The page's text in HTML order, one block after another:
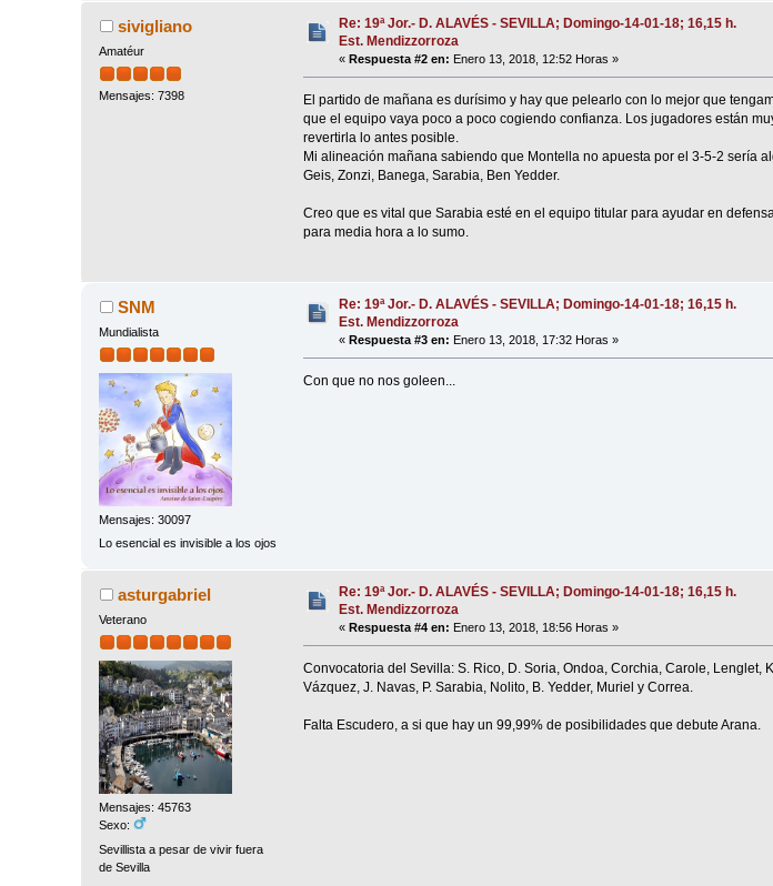
sivigliano
Amatéur
Mensajes: 7398
Re: 19ª Jor.- D. ALAVÉS - SEVILLA; Domingo-14-01-18; 16,15 h.
Est. Mendizzorroza
«Respuesta #2 en: Enero 13, 2018, 12:52 Horas »
El partido de mañana es durísimo y hay que pelearlo con lo mejor que
que el equipo vaya poco a poco cogiendo confianza. Los jugadores están
revertirla lo antes posible.
Mi alineación mañana sabiendo que Montella no apuesta por el 3-5-2 sería
Geis, Zonzi, Banega, Sarabia, Ben Yedder.
Creo que es vital que Sarabia esté en el equipo titular para ayudar en
para media hora a lo sumo.
SNM
Mundialista
Mensajes: 30097
Lo esencial es invisible a los ojos
Re: 19ª Jor.- D. ALAVÉS - SEVILLA; Domingo-14-01-18; 16,15 h.
Est. Mendizzorroza
«Respuesta #3 en: Enero 13, 2018, 17:32 Horas »
Con que no nos goleen...
asturgabriel
Veterano
Mensajes: 45763
Sexo:
Sevillista a pesar de vivir fuera
de Sevilla
Re: 19ª Jor.- D. ALAVÉS - SEVILLA; Domingo-14-01-18; 16,15 h.
Est. Mendizzorroza
«Respuesta #4 en: Enero 13, 2018, 18:56 Horas »
Convocatoria del Sevilla: S. Rico, D. Soria, Ondoa, Corchia, Carole, Lenglet,
Vázquez, J. Navas, P. Sarabia, Nolito, B. Yedder, Muriel y Correa.
Falta Escudero, a si que hay un 99,99% de posibilidades que debute Arana.